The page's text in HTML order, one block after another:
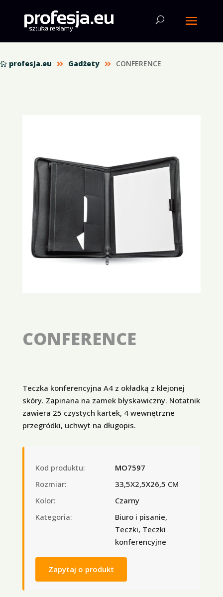
 profesja.eu  Gadżety  CONFERENCE
CONFERENCE
Teczka konferencyjna A4 z okładką z klejonej
skóry. Zapinana na zamek błyskawiczny. Notatnik
zawiera 25 czystych kartek, 4 wewnętrzne
przegródki, uchwyt na długopis.
Kod produktu:
MO7597
Rozmiar:
33,5X2,5X26,5 CM
Kolor:
Czarny
Kategoria:
Biuro i pisanie,
Teczki, Teczki
konferencyjne
Zapytaj o produkt